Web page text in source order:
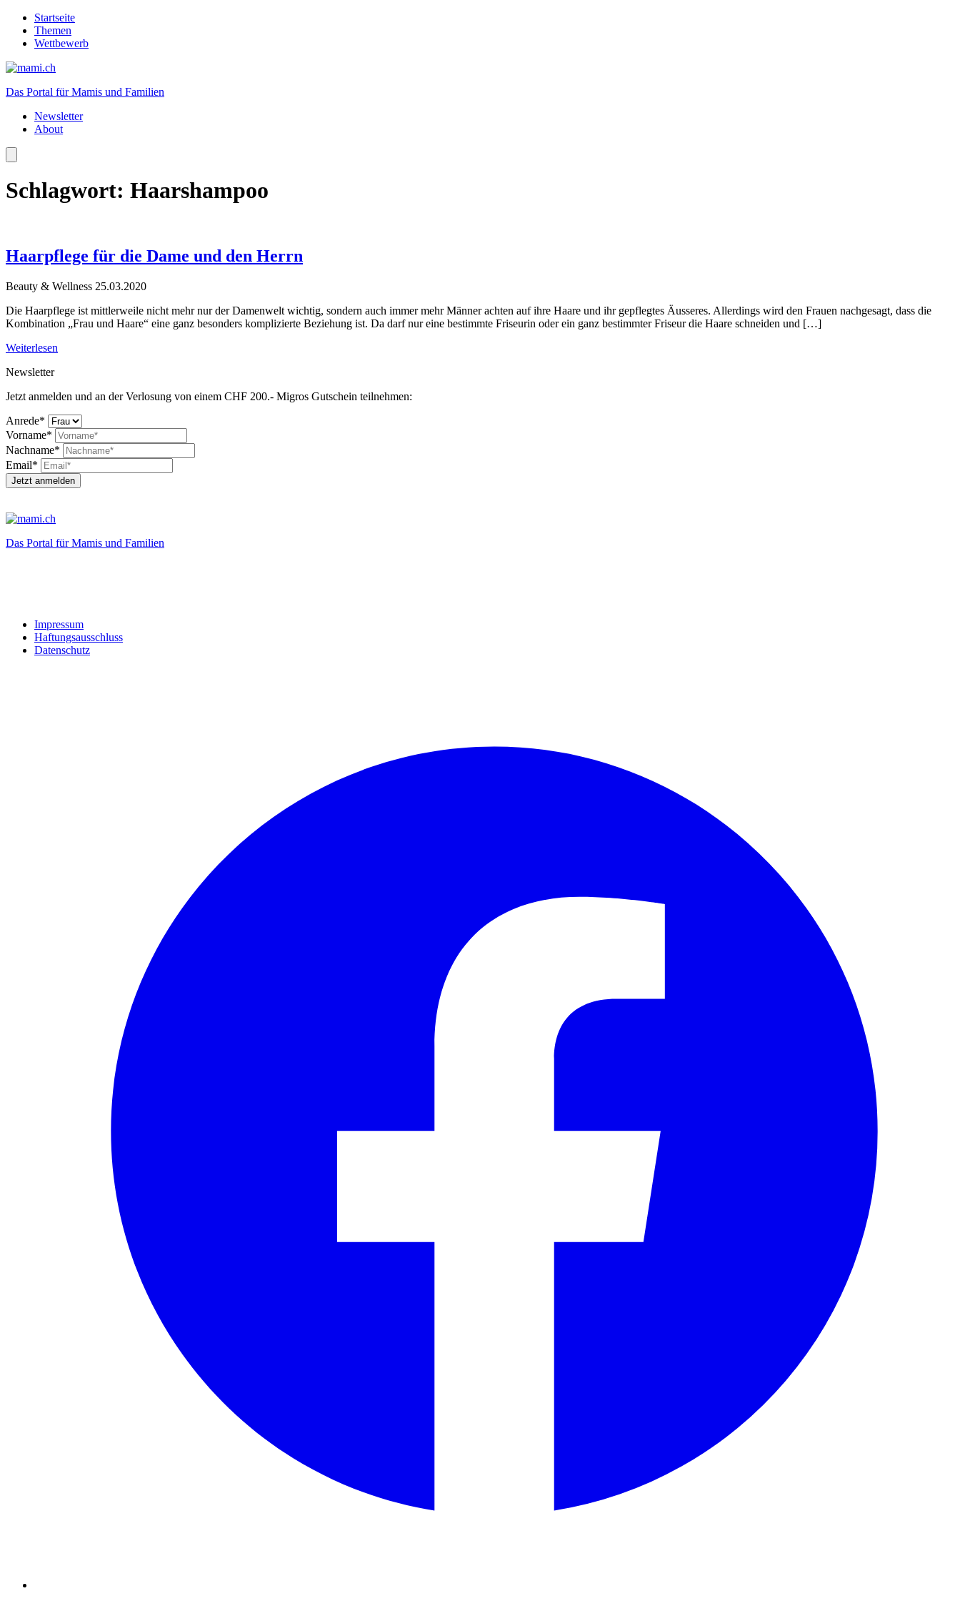
Startseite
Themen
Wettbewerb
Das Portal für Mamis und Familien
Newsletter
About
Schlagwort: Haarshampoo
Haarpflege für die Dame und den Herrn
Beauty & Wellness 25.03.2020
Die Haarpflege ist mittlerweile nicht mehr nur der Damenwelt wichtig, sondern auch immer mehr Männer achten auf ihre Haare und ihr gepflegtes Äusseres. Allerdings wird den Frauen nachgesagt, dass die
Kombination „Frau und Haare“ eine ganz besonders komplizierte Beziehung ist. Da darf nur eine bestimmte Friseurin oder ein ganz bestimmter Friseur die Haare schneiden und […]
Weiterlesen
Newsletter
Jetzt anmelden und an der Verlosung von einem CHF 200.- Migros Gutschein teilnehmen:
Anrede*
Vorname*
Nachname*
Email*
Jetzt anmelden
Das Portal für Mamis und Familien
Impressum
Haftungsausschluss
Datenschutz